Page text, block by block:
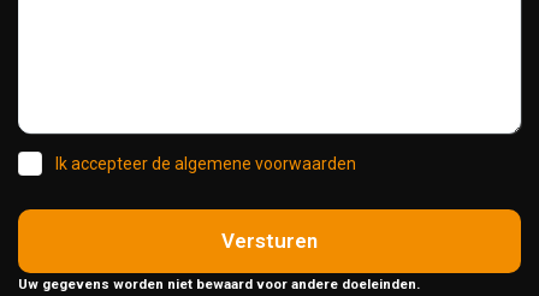
Ik accepteer de algemene voorwaarden
Versturen
Uw gegevens worden niet bewaard voor andere doeleinden.